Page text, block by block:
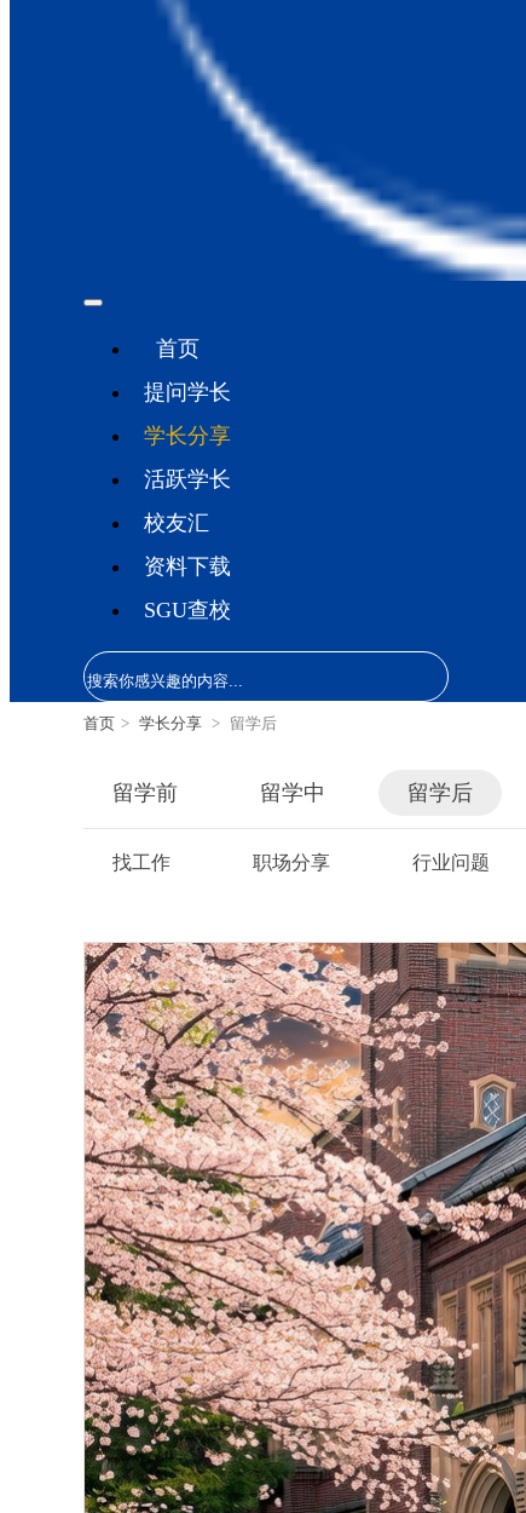
首页
提问学长
学长分享
活跃学长
校友汇
资料下载
SGU查校
首页 > 学长分享 > 留学后
留学前 留学中
留学后
找工作 职场分享 行业问题